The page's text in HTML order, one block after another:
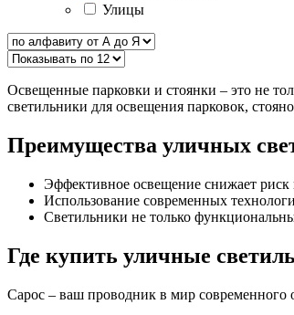
Улицы
Освещенные парковки и стоянки – это не
светильники для освещения парковок,
Преимущества уличных
Эффективное освещение снижает риск
Использование современных
Светильники не только
Где купить уличные
Сарос – ваш проводник в мир современного